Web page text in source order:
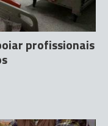
profissionais